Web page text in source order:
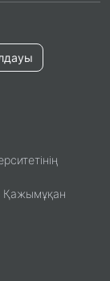
Қажымұқан